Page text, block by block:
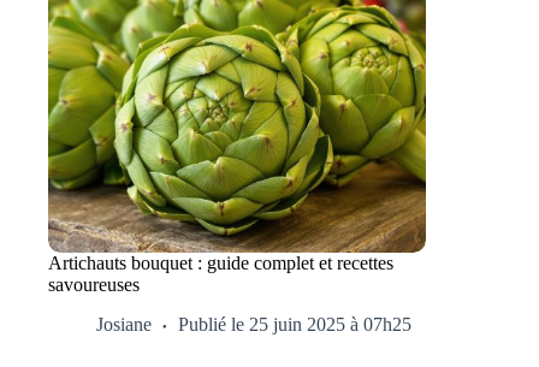
Artichauts bouquet : guide complet et recettes
savoureuses
Josiane
Publié le 25 juin 2025 à 07h25